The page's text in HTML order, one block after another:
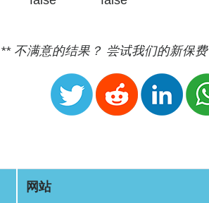
** 不满意的结果？ 尝试我们的新保费
网站